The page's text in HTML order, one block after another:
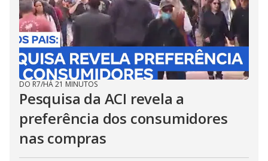
DO R7/HÁ 21 MINUTOS
Pesquisa da ACI revela a
preferência dos consumidores
nas compras